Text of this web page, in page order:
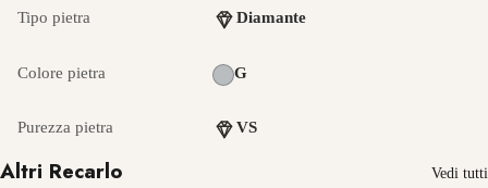
Tipo pietra Diamante
Colore pietra G
Purezza pietra VS
Altri Recarlo Vedi tutti